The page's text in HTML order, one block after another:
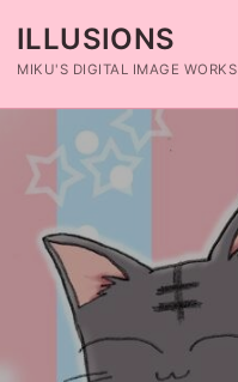
ILLUSIONS
MIKU'S DIGITAL IMAGE WORKS